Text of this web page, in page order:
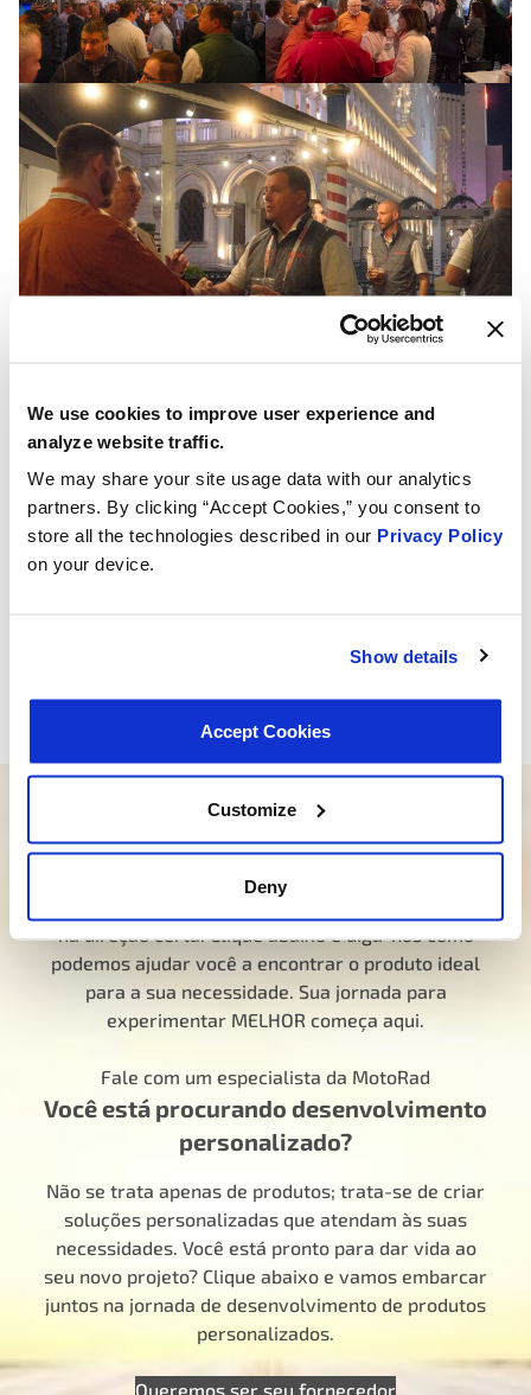
We use cookies to improve user experience and
analyze website traffic.
We may share your site usage data with our analytics
partners. By clicking “Accept Cookies,” you consent to
store all the technologies described in our Privacy Policy
on your device.
Show details
Accept Cookies
Customize
Deny
Você precisa de ajuda para encontrar o
produto certo?
podemos ajudar você a encontrar o produto ideal
para a sua necessidade. Sua jornada para
experimentar MELHOR começa aqui.
Fale com um especialista da MotoRad
Você está procurando desenvolvimento
personalizado?
Não se trata apenas de produtos; trata-se de criar
soluções personalizadas que atendam às suas
necessidades. Você está pronto para dar vida ao
seu novo projeto? Clique abaixo e vamos embarcar
juntos na jornada de desenvolvimento de produtos
personalizados.
Queremos ser seu fornecedor